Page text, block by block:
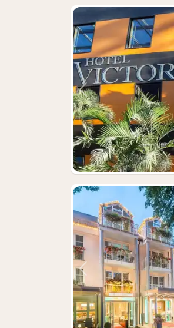
Vorheriges Bild
Vorheriges Bild